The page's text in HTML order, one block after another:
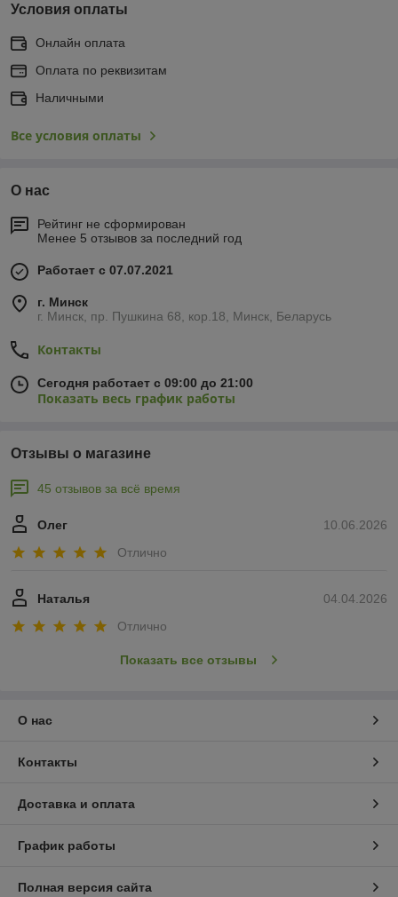
Условия оплаты
Онлайн оплата
Оплата по реквизитам
Наличными
Все условия оплаты
О нас
Рейтинг не сформирован
Менее 5 отзывов за последний год
Работает с 07.07.2021
г. Минск
г. Минск, пр. Пушкина 68, кор.18, Минск, Беларусь
Контакты
Сегодня работает с 09:00 до 21:00
Показать весь график работы
Отзывы о магазине
45 отзывов за всё время
10.06.2026
Олег
Отлично
04.04.2026
Наталья
Отлично
Показать все отзывы
О нас
Контакты
Доставка и оплата
График работы
Полная версия сайта